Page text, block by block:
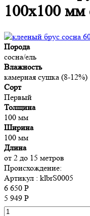
100х100 мм
Порода
сосна/ель
Влажность
камерная сушка (8-12%)
Сорт
Первый
Толщина
100 мм
Ширина
100 мм
Длина
от 2 до 15 метров
Происхождение:
Артикул : klbrS0005
6 650 Р
5 949 Р